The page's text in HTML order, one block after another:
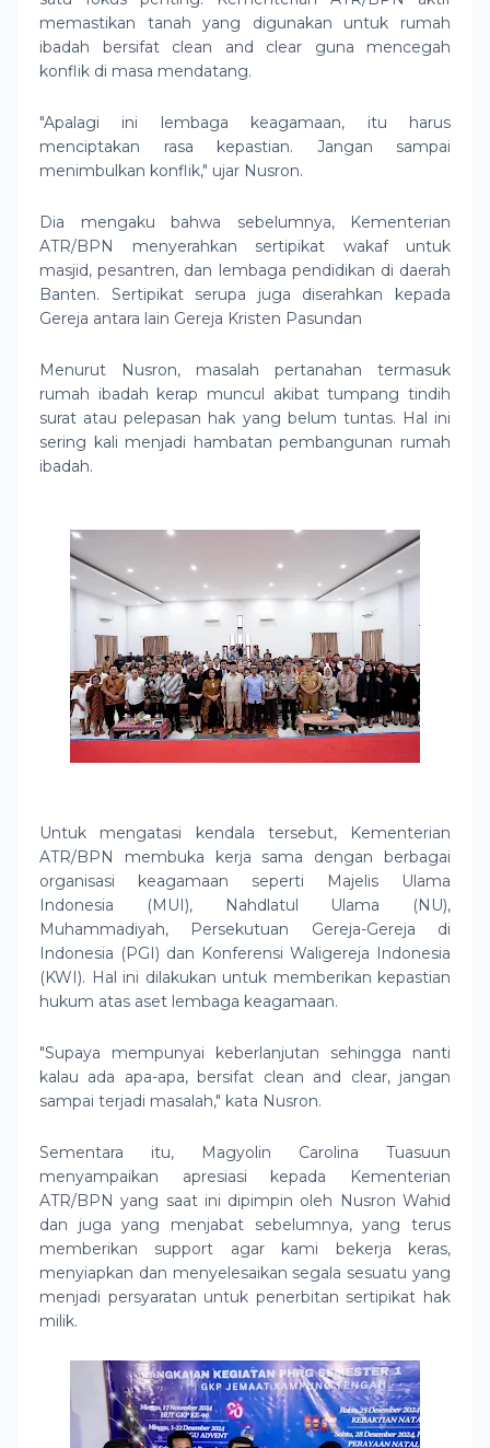
memastikan tanah yang digunakan untuk rumah
ibadah bersifat clean and clear guna mencegah
konflik di masa mendatang.
"Apalagi ini lembaga keagamaan, itu harus
menciptakan rasa kepastian. Jangan sampai
menimbulkan konflik," ujar Nusron.
Dia mengaku bahwa sebelumnya, Kementerian
ATR/BPN menyerahkan sertipikat wakaf untuk
masjid, pesantren, dan lembaga pendidikan di daerah
Banten. Sertipikat serupa juga diserahkan kepada
Gereja antara lain Gereja Kristen Pasundan
Menurut Nusron, masalah pertanahan termasuk
rumah ibadah kerap muncul akibat tumpang tindih
surat atau pelepasan hak yang belum tuntas. Hal ini
sering kali menjadi hambatan pembangunan rumah
ibadah.
Untuk mengatasi kendala tersebut, Kementerian
ATR/BPN membuka kerja sama dengan berbagai
organisasi keagamaan seperti Majelis Ulama
Indonesia (MUI), Nahdlatul Ulama (NU),
Muhammadiyah, Persekutuan Gereja-Gereja di
Indonesia (PGI) dan Konferensi Waligereja Indonesia
(KWI). Hal ini dilakukan untuk memberikan kepastian
hukum atas aset lembaga keagamaan.
"Supaya mempunyai keberlanjutan sehingga nanti
kalau ada apa-apa, bersifat clean and clear, jangan
sampai terjadi masalah," kata Nusron.
Sementara itu, Magyolin Carolina Tuasuun
menyampaikan apresiasi kepada Kementerian
ATR/BPN yang saat ini dipimpin oleh Nusron Wahid
dan juga yang menjabat sebelumnya, yang terus
memberikan support agar kami bekerja keras,
menyiapkan dan menyelesaikan segala sesuatu yang
menjadi persyaratan untuk penerbitan sertipikat hak
milik.